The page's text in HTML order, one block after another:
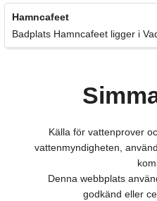
Hamncafeet
Badplats Hamncafeet ligger i
Källa för vattenprover
vattenmyndigheten,
Denna webbplats
godkänd eller